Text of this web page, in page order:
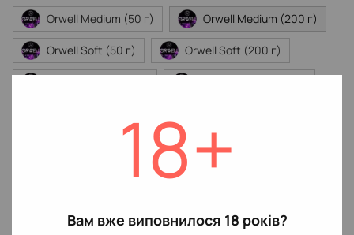
18+
Вам вже виповнилося 18 років?
Orwell Medium (50 г) Orwell Medium (200 г)
Orwell Soft (50 г) Orwell Soft (200 г)